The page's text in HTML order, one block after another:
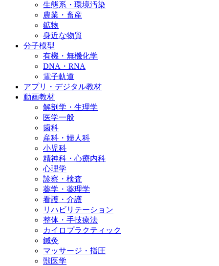
生態系・環境汚染
農業・畜産
鉱物
身近な物質
分子模型
有機・無機化学
DNA・RNA
電子軌道
アプリ・デジタル教材
動画教材
解剖学・生理学
医学一般
歯科
産科・婦人科
小児科
精神科・心療内科
心理学
診察・検査
薬学・薬理学
看護・介護
リハビリテーション
整体・手技療法
カイロプラクティック
鍼灸
マッサージ・指圧
獣医学